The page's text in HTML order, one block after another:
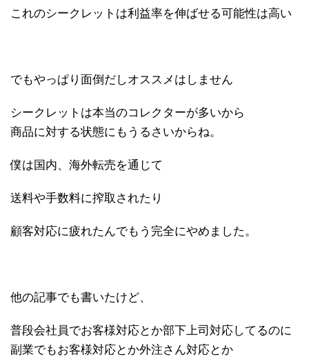
これのシークレットは利益率を伸ばせる可能性は高い
でもやっぱり面倒だしオススメはしません
シークレットは本当のコレクターが多いから
商品に対する状態にもうるさいからね。
僕は国内、海外転売を通じて
送料や手数料に搾取されたり
顧客対応に疲れたんでもう完全にやめました。
他の記事でも書いたけど、
普段会社員でお客様対応とか部下上司対応してるのに
副業でもお客様対応とか外注さん対応とか